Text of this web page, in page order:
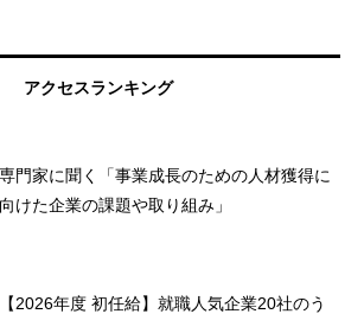
アクセスランキング
専門家に聞く「事業成長のための人材獲得に
向けた企業の課題や取り組み」
【2026年度 初任給】就職人気企業20社のう